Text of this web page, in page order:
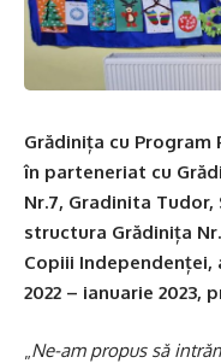
Grădinița cu Program
în parteneriat cu
Nr.7, Gradinita Tudor,
structura Grădinița
Copiii
2022 – ianuarie 2023,
„Ne-am propus să